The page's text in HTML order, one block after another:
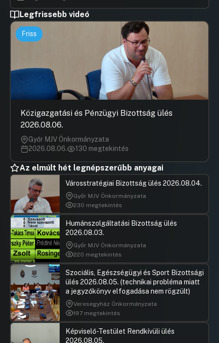
Legfrissebb videó
Friss
Közigazgatási és Pénzügyi Bizottság ülés
2026.08.06.
Győr MJV Önkormányzata
2026.08.06.
130 megtekintés
Az elmúlt hét legnépszerűbb anyagai
Városstratégiai Bizottság ülés 2026.08.04.
Győr MJV Önkormányzata
230 megtekintés
Humánszolgáltatási Bizottság ülés
2026.08.03.
Győr MJV Önkormányzata
220 megtekintés
Szociális, Egészségügyi és Sport Bizottsági
ülés 2026.08.05. (technikai probléma miatt
a jegyzőkönyv elfogadása nem rögzült)
Veresegyház Önkormányzata
197 megtekintés
Képviselő-Testület Rendkívüli ülés
2026.08.05.